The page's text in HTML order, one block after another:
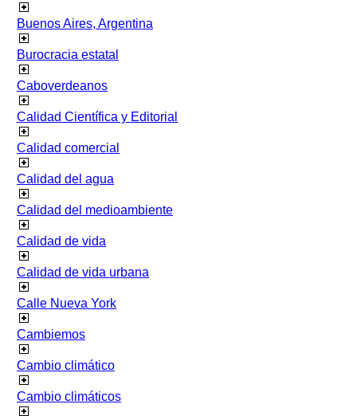
Buenos Aires, Argentina
Burocracia estatal
Caboverdeanos
Calidad Científica y Editorial
Calidad comercial
Calidad del agua
Calidad del medioambiente
Calidad de vida
Calidad de vida urbana
Calle Nueva York
Cambiemos
Cambio climático
Cambio climáticos